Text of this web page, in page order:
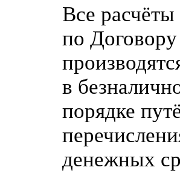
Все расчёты
по Договору
в
порядке
денежных